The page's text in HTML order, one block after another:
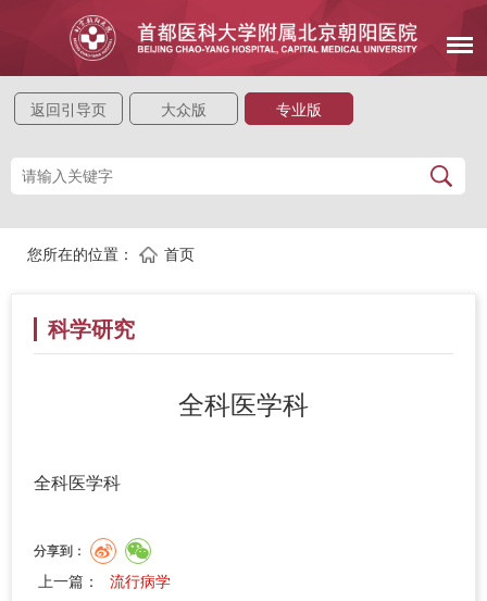
返回引导页 大众版 专业版
您所在的位置： 首页
科学研究
全科医学科
全科医学科
分享到：
上一篇： 流行病学